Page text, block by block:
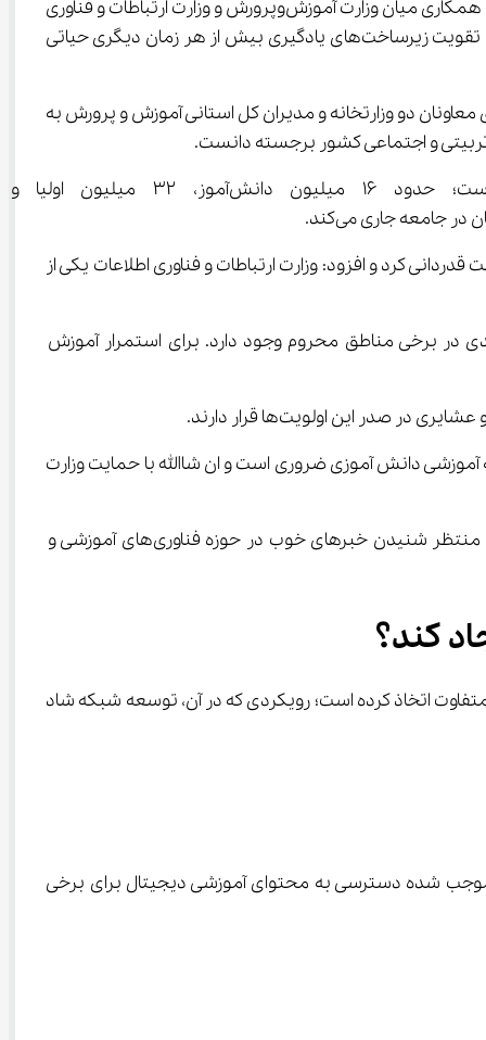
وزیر آموزش و پرورش در آئین انعقاد تفاهم‌نامه همکاری میان وزارت آموزش‌وپرورش و وزارت ارتباطات و فناوری
اطلاعات، تأکید کرد: آموزش‌وپرورش امروز به مسئله نخست دولت تبدیل شده و نقش فناوری‌های نوین در ارتقای عدالت آموزشی و تقویت زیرساخت‌های یادگیری بیش از هر زمان دیگری حیاتی
که با حضور اعضای شورای معاونان دو وزارتخانه و مدیران کل استانی آموزش و پرورش به
وی با اشاره به گستره عظیم مخاطبان آموزش‌وپرورش، گفت:
دولت کنونی به اولویت اصلی کشور بدل شده است، از همراهی مجموعه‌های مختلف دولت قدردانی کرد و افزود: وزارت ارتباطات و فناوری اطلاعات یکی از
بین‌بخشی، گفت: در حوزه ایجاد زیرساخت‌های فناورانه، خلأهای جدی در برخی مناطق محروم وجود دارد. برای استمرار آموزش
دانش آموزی ضروری است و ان شاالله با حمایت وزارت
وزیر آموزش‌وپرورش ابراز امیدواری کرد که این تفاهم‌نامه آغاز یک مسیر تحول‌آفرین در نظام تعلیم و تربیت کشور باشد و گفت: منتظر شنیدن خبرهای خوب در حوزه فناوری‌های آموزشی و
دولت جدید رویکردی متفاوت اتخاذ کرده است؛ رویکردی که در آن، توسعه شبکه شاد
موجب شده دسترسی به محتوای آموزشی دیجیتال برای برخی